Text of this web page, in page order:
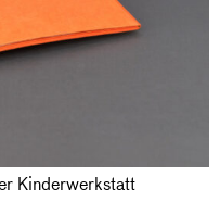
Kinderwerkstatt